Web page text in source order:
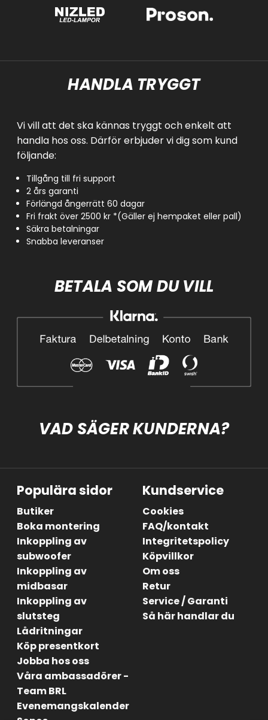
HANDLA TRYGGT
Vi vill att det ska kännas tryggt och enkelt att
handla hos oss. Därför erbjuder vi dig som kund
följande:
Tillgång till fri support
2 års garanti
Förlängd ångerrätt 60 dagar
Fri frakt över 2500 kr *(Gäller ej hempaket eller pall)
Säkra betalningar
Snabba leveranser
BETALA SOM DU VILL
VAD SÄGER KUNDERNA?
Populära sidor
Butiker
Boka montering
Inkoppling av
subwoofer
Inkoppling av
midbasar
Inkoppling av
slutsteg
Lådritningar
Köp presentkort
Jobba hos oss
Våra ambassadörer -
Team BRL
Evenemangskalender
Kundservice
Cookies
FAQ/kontakt
Integritetspolicy
Köpvillkor
Om oss
Retur
Service / Garanti
Så här handlar du